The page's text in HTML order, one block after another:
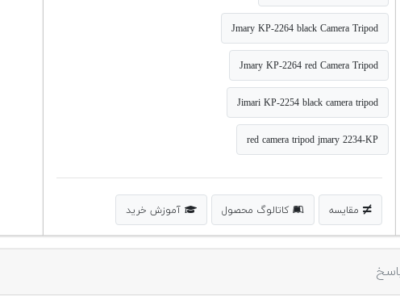
Jmary KP-2264 black Camera Tripod
Jmary KP-2264 red Camera Tripod
Jimari KP-2254 black camera tripod
red camera tripod jmary 2234-KP
مقایسه کاتالوگ محصول آموزش خرید